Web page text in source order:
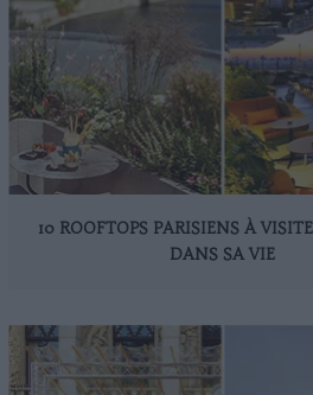
10 ROOFTOPS PARISIENS À
DANS SA VIE